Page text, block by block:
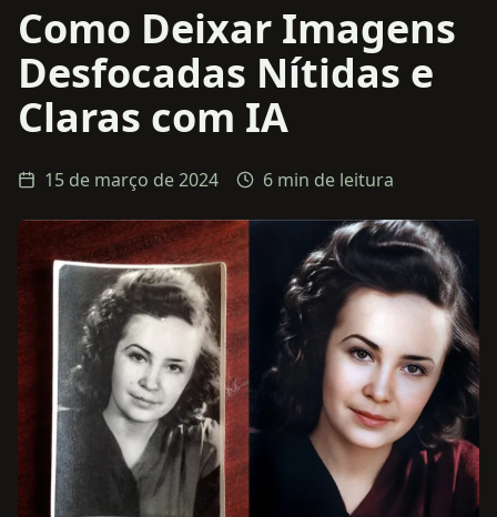
Como Deixar Imagens
Desfocadas Nítidas e
Claras com IA
15 de março de 2024 6 min de leitura